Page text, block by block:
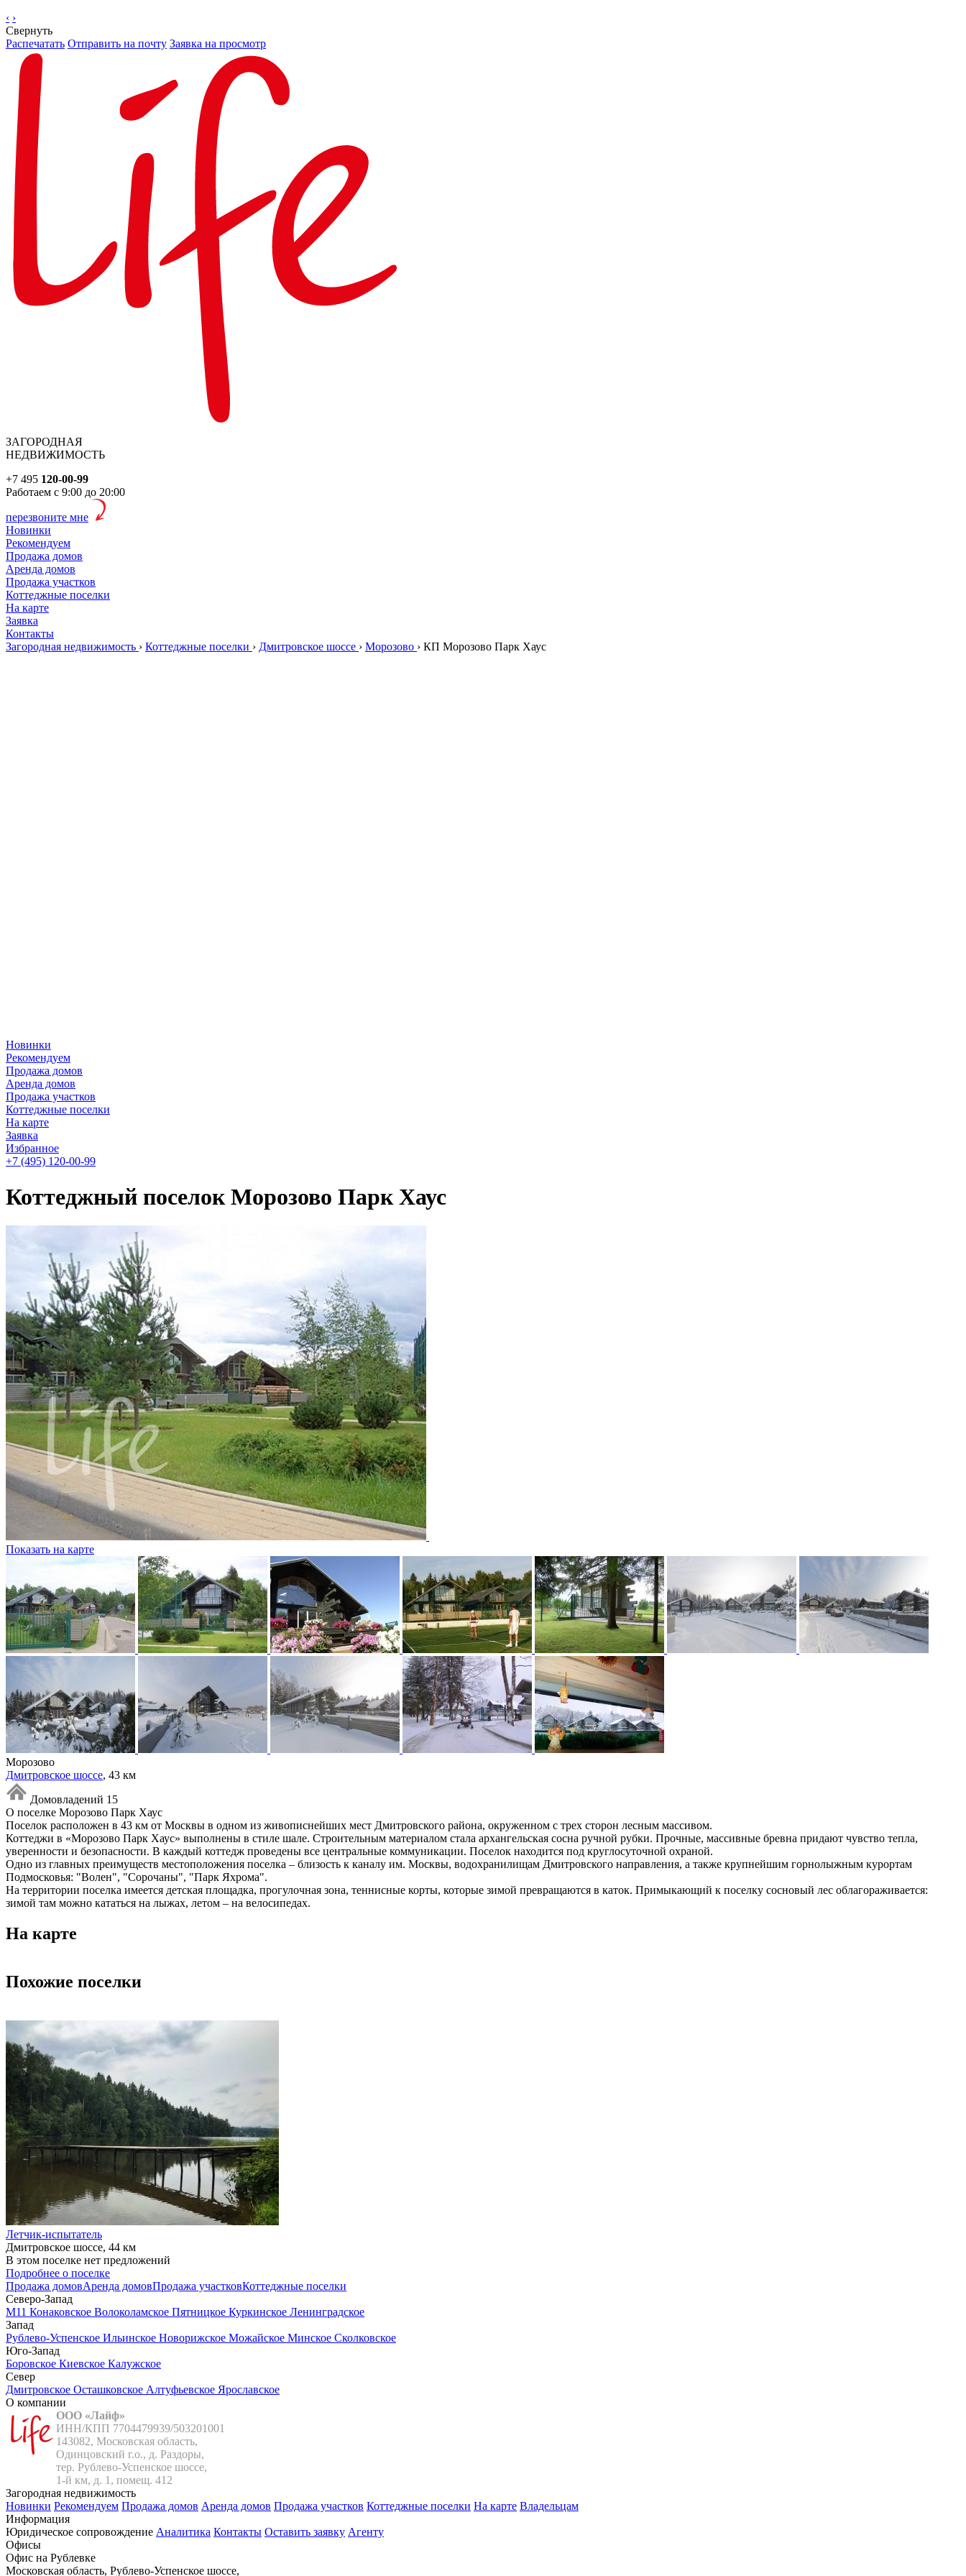
‹ ›
Свернуть
Распечатать Отправить на почту Заявка на просмотр
ЗАГОРОДНАЯ
НЕДВИЖИМОСТЬ
+7 495 120-00-99
Работаем с 9:00 до 20:00
перезвоните мне
Новинки
Рекомендуем
Продажа домов
Аренда домов
Продажа участков
Коттеджные поселки
На карте
Заявка
Контакты
Загородная недвижимость › Коттеджные поселки › Дмитровское шоссе › Морозово › КП Морозово Парк Хаус
Новинки
Рекомендуем
Продажа домов
Аренда домов
Продажа участков
Коттеджные поселки
На карте
Заявка
Избранное
+7 (495) 120-00-99
Коттеджный поселок Морозово Парк Хаус
Показать на карте
Морозово
Дмитровское шоссе, 43 км
Домовладений 15
О поселке Морозово Парк Хаус
Поселок расположен в 43 км от Москвы в одном из живописнейших мест Дмитровского района, окруженном с трех сторон лесным массивом.
Коттеджи в «Морозово Парк Хаус» выполнены в стиле шале. Строительным материалом стала архангельская сосна ручной рубки. Прочные, массивные бревна придают чувство тепла,
уверенности и безопасности. В каждый коттедж проведены все центральные коммуникации. Поселок находится под круглосуточной охраной.
Одно из главных преимуществ местоположения поселка – близость к каналу им. Москвы, водохранилищам Дмитровского направления, а также крупнейшим горнолыжным курортам
Подмосковья: "Волен", "Сорочаны", "Парк Яхрома".
На территории поселка имеется детская площадка, прогулочная зона, теннисные корты, которые зимой превращаются в каток. Примыкающий к поселку сосновый лес облагораживается:
зимой там можно кататься на лыжах, летом – на велосипедах.
На карте
Похожие поселки
Летчик-испытатель
Дмитровское шоссе, 44 км
В этом поселке нет предложений
Подробнее о поселке
Продажа домовАренда домовПродажа участковКоттеджные поселки
Северо-Запад
М11 Конаковское Волоколамское Пятницкое Куркинское Ленинградское
Запад
Рублево-Успенское Ильинское Новорижское Можайское Минское Сколковское
Юго-Запад
Боровское Киевское Калужское
Север
Дмитровское Осташковское Алтуфьевское Ярославское
О компании
ООО «Лайф»
ИНН/КПП 7704479939/503201001
143082, Московская область,
Одинцовский г.о., д. Раздоры,
тер. Рублево-Успенское шоссе,
1-й км, д. 1, помещ. 412
Загородная недвижимость
Новинки Рекомендуем Продажа домов Аренда домов Продажа участков Коттеджные поселки На карте Владельцам
Информация
Юридическое сопровождение Аналитика Контакты Оставить заявку Агенту
Офисы
Офис на Рублевке
Московская область, Рублево-Успенское шоссе,